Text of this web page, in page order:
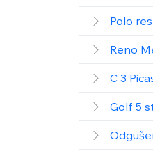
Polo
Reno
C 3
Golf 5